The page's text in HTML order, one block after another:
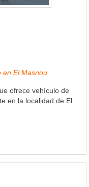
en El Masnou
ofrece vehículo de
en la localidad de El